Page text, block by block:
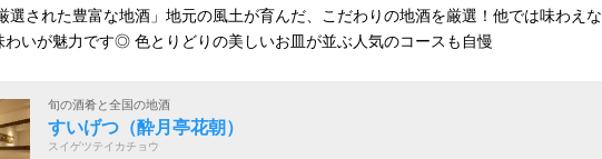
選された豊富な地酒」地元の風土が育んだ、こだわりの地酒を厳選！他では味わえな
わいが魅力です◎ 色とりどりの美しいお皿が並ぶ人気のコースも自慢
旬の酒肴と全国の地酒
すいげつ（酔月亭花朝）
スイゲツテイカチョウ